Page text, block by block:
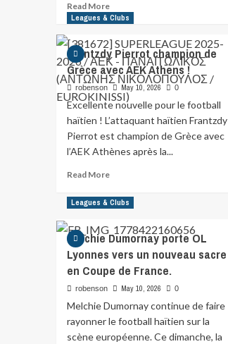
Read More
Leagues & Clubs
Frantzdy Pierrot champion de
Grèce avec AEK Athens !
robenson May 10, 2026 0
Excellente nouvelle pour le football
haïtien ! L’attaquant haïtien Frantzdy
Pierrot est champion de Grèce avec
l’AEK Athènes après la...
Read More
Leagues & Clubs
Melchie Dumornay porte OL
Lyonnes vers un nouveau sacre
en Coupe de France.
robenson May 10, 2026 0
Melchie Dumornay continue de faire
rayonner le football haïtien sur la
scène européenne. Ce dimanche, la